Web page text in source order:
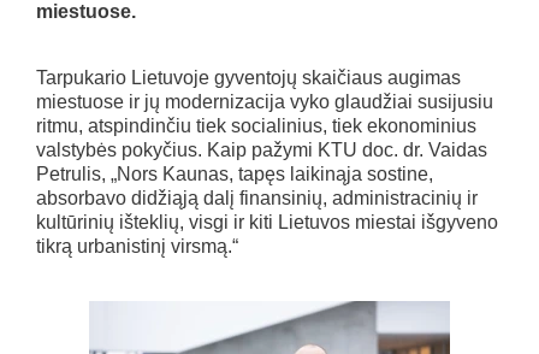
miestuose.
Tarpukario Lietuvoje gyventojų skaičiaus augimas
miestuose ir jų modernizacija vyko glaudžiai susijusiu
ritmu, atspindinčiu tiek socialinius, tiek ekonominius
valstybės pokyčius. Kaip pažymi KTU doc. dr. Vaidas
Petrulis, „Nors Kaunas, tapęs laikinąja sostine,
absorbavo didžiąją dalį finansinių, administracinių ir
kultūrinių išteklių, visgi ir kiti Lietuvos miestai išgyveno
tikrą urbanistinį virsmą.“